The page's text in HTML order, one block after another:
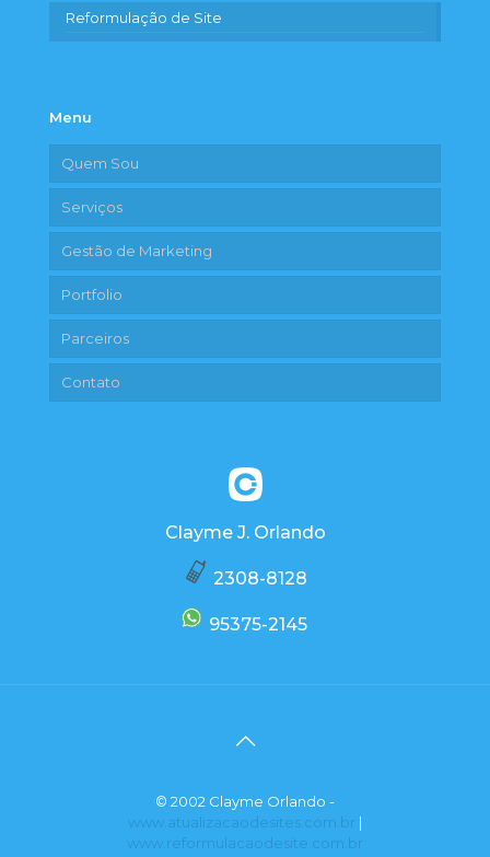
Reformulação de Site
Menu
Quem Sou
Serviços
Gestão de Marketing
Portfolio
Parceiros
Contato
Clayme J. Orlando
2308-8128
95375-2145
© 2002 Clayme Orlando -
www.atualizacaodesites.com.br |
www.reformulacaodesite.com.br